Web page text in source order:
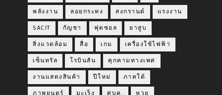
พลังงาน ลอยกระทง สงกรานต์ แรงงาน
SACIT กัญชา ฟุตซอล ยาสูบ
สิ่งแวดล้อม สื่อ เกม เครื่องใช้ไฟฟ้า
เซ็นทรัล โรบินสัน คุกคามทางเพศ
งานแสดงสินค้า ปีใหม่ ภาคใต้
ภาพยนตร์ มะเร็ง ศบค. หวย